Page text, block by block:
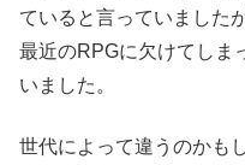
ていると言っていました
最近のRPGに欠けてしま
いました。
世代によって違うのかも